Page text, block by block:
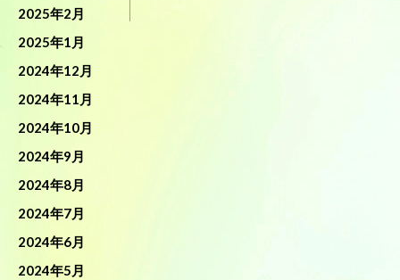
2025年2月
2025年1月
2024年12月
2024年11月
2024年10月
2024年9月
2024年8月
2024年7月
2024年6月
2024年5月